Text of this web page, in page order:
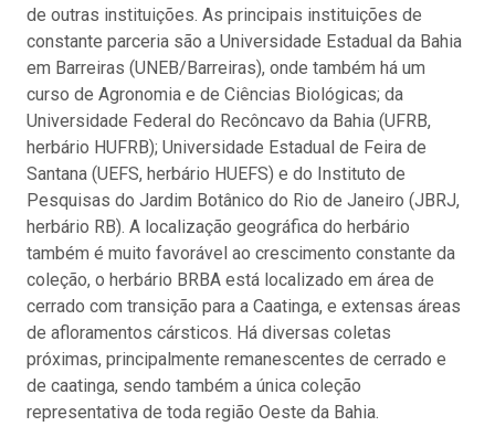
de outras instituições. As principais instituições de
constante parceria são a Universidade Estadual da Bahia
em Barreiras (UNEB/Barreiras), onde também há um
curso de Agronomia e de Ciências Biológicas; da
Universidade Federal do Recôncavo da Bahia (UFRB,
herbário HUFRB); Universidade Estadual de Feira de
Santana (UEFS, herbário HUEFS) e do Instituto de
Pesquisas do Jardim Botânico do Rio de Janeiro (JBRJ,
herbário RB). A localização geográfica do herbário
também é muito favorável ao crescimento constante da
coleção, o herbário BRBA está localizado em área de
cerrado com transição para a Caatinga, e extensas áreas
de afloramentos cársticos. Há diversas coletas
próximas, principalmente remanescentes de cerrado e
de caatinga, sendo também a única coleção
representativa de toda região Oeste da Bahia.